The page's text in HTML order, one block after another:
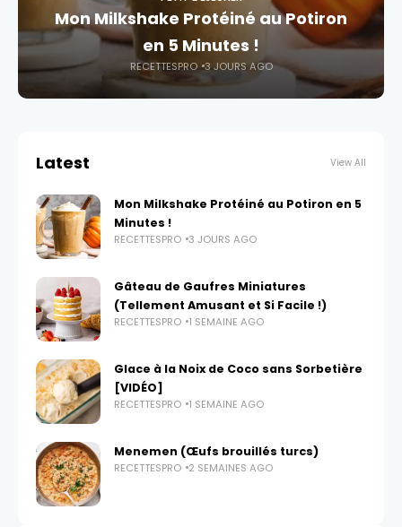
Mon Milkshake Protéiné au Potiron
en 5 Minutes !
RECETTESPRO 3 JOURS AGO
Latest View All
Mon Milkshake Protéiné au Potiron en 5
Minutes !
RECETTESPRO 3 JOURS AGO
Gâteau de Gaufres Miniatures
(Tellement Amusant et Si Facile !)
RECETTESPRO 1 SEMAINE AGO
Glace à la Noix de Coco sans Sorbetière
[VIDÉO]
RECETTESPRO 1 SEMAINE AGO
Menemen (Œufs brouillés turcs)
RECETTESPRO 2 SEMAINES AGO